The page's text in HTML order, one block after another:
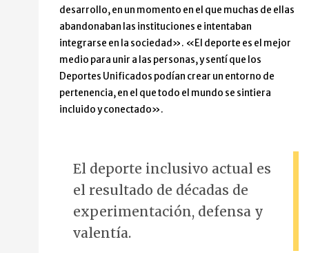
desarrollo, en un momento en el que muchas de ellas
abandonaban las instituciones e intentaban
integrarse en la sociedad». «El deporte es el mejor
medio para unir a las personas, y sentí que los
Deportes Unificados podían crear un entorno de
pertenencia, en el que todo el mundo se sintiera
incluido y conectado».
El deporte inclusivo actual es
el resultado de décadas de
experimentación, defensa y
valentía.